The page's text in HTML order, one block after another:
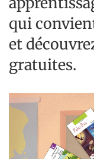
qui
et
gratuites.